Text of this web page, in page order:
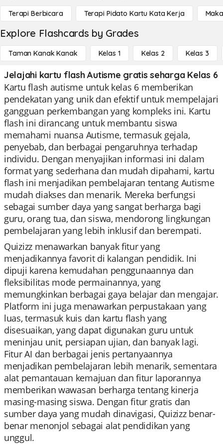
Terapi Berbicara Terapi Pidato Kartu Kata Kerja
Explore Flashcards by Grades
Taman Kanak Kanak Kelas 1 Kelas 2 Kelas 3
Jelajahi kartu flash Autisme gratis seharga Kelas 6
Kartu flash autisme untuk kelas 6 memberikan
pendekatan yang unik dan efektif untuk mempelajari
gangguan perkembangan yang kompleks ini. Kartu
flash ini dirancang untuk membantu siswa
memahami nuansa Autisme, termasuk gejala,
penyebab, dan berbagai pengaruhnya terhadap
individu. Dengan menyajikan informasi ini dalam
format yang sederhana dan mudah dipahami, kartu
flash ini menjadikan pembelajaran tentang Autisme
mudah diakses dan menarik. Mereka berfungsi
sebagai sumber daya yang sangat berharga bagi
guru, orang tua, dan siswa, mendorong lingkungan
pembelajaran yang lebih inklusif dan berempati.
Quizizz menawarkan banyak fitur yang
menjadikannya favorit di kalangan pendidik. Ini
dipuji karena kemudahan penggunaannya dan
fleksibilitas mode permainannya, yang
memungkinkan berbagai gaya belajar dan mengajar.
Platform ini juga menawarkan perpustakaan yang
luas, termasuk kuis dan kartu flash yang
disesuaikan, yang dapat digunakan guru untuk
meninjau unit, persiapan ujian, dan banyak lagi.
Fitur AI dan berbagai jenis pertanyaannya
menjadikan pembelajaran lebih menarik, sementara
alat pemantauan kemajuan dan fitur laporannya
memberikan wawasan berharga tentang kinerja
masing-masing siswa. Dengan fitur gratis dan
sumber daya yang mudah dinavigasi, Quizizz benar-
benar menonjol sebagai alat pendidikan yang
unggul.